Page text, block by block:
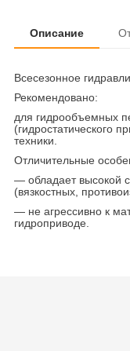
Описание
Всесезонное
Рекомендовано:
для гидрообъемных
(гидростатического
техники.
Отличительные
— обладает высокой
(вязкостных,
— не агрессивно к
гидроприводе.